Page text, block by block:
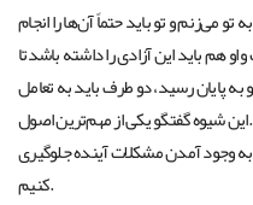
می‌زنم و تو باید حتماً آن‌ها را انجام
باید این آزادی را داشته باشدتا
پایان رسید، دو طرف باید به تعامل
شیوه گفتگو یکی از مهم‌ترین اصول
وجود آمدن مشکلات آینده جلوگیری
کنیم.